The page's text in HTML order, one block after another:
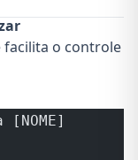
facilita o controle
[NOME]